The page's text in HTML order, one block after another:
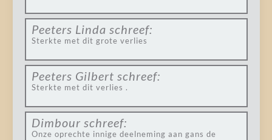
Peeters Linda schreef:
Sterkte met dit grote verlies
Peeters Gilbert schreef:
Sterkte met dit verlies .
Dimbour schreef:
Onze oprechte innige deelneming aan gans de